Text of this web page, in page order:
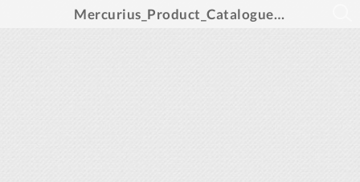
Mercurius_Product_Catalogue_2022_EN_int